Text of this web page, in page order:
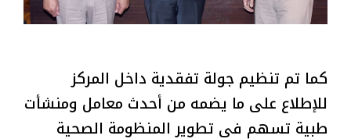
كما تم تنظيم جولة تفقدية داخل المركز
للإطلاع على ما يضمه من أحدث معامل ومنشأت
طبية تسهم فى تطوير المنظومة الصحية